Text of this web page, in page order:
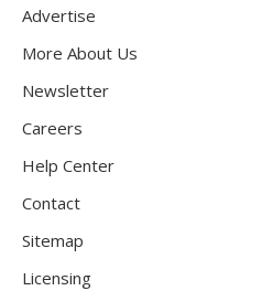
Advertise
More About Us
Newsletter
Careers
Help Center
Contact
Sitemap
Licensing